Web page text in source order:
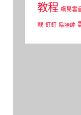
教程 網易雲
戰 釘釘 陰陽師